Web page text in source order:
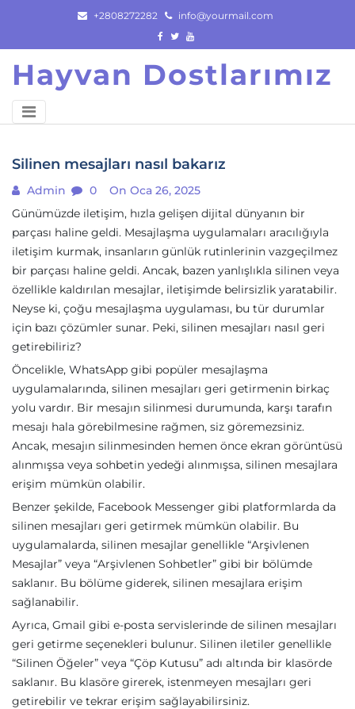
content
+2808272282 info@yourmail.com
Hayvan Dostlarımız
Silinen mesajları nasıl bakarız
Admin 0
On Oca 26, 2025
Günümüzde iletişim, hızla gelişen dijital dünyanın bir
parçası haline geldi. Mesajlaşma uygulamaları aracılığıyla
iletişim kurmak, insanların günlük rutinlerinin vazgeçilmez
bir parçası haline geldi. Ancak, bazen yanlışlıkla silinen veya
özellikle kaldırılan mesajlar, iletişimde belirsizlik yaratabilir.
Neyse ki, çoğu mesajlaşma uygulaması, bu tür durumlar
için bazı çözümler sunar. Peki, silinen mesajları nasıl geri
getirebiliriz?
Öncelikle, WhatsApp gibi popüler mesajlaşma
uygulamalarında, silinen mesajları geri getirmenin birkaç
yolu vardır. Bir mesajın silinmesi durumunda, karşı tarafın
mesajı hala görebilmesine rağmen, siz göremezsiniz.
Ancak, mesajın silinmesinden hemen önce ekran görüntüsü
alınmışsa veya sohbetin yedeği alınmışsa, silinen mesajlara
erişim mümkün olabilir.
Benzer şekilde, Facebook Messenger gibi platformlarda da
silinen mesajları geri getirmek mümkün olabilir. Bu
uygulamalarda, silinen mesajlar genellikle “Arşivlenen
Mesajlar” veya “Arşivlenen Sohbetler” gibi bir bölümde
saklanır. Bu bölüme giderek, silinen mesajlara erişim
sağlanabilir.
Ayrıca, Gmail gibi e-posta servislerinde de silinen mesajları
geri getirme seçenekleri bulunur. Silinen iletiler genellikle
“Silinen Öğeler” veya “Çöp Kutusu” adı altında bir klasörde
saklanır. Bu klasöre girerek, istenmeyen mesajları geri
getirebilir ve tekrar erişim sağlayabilirsiniz.